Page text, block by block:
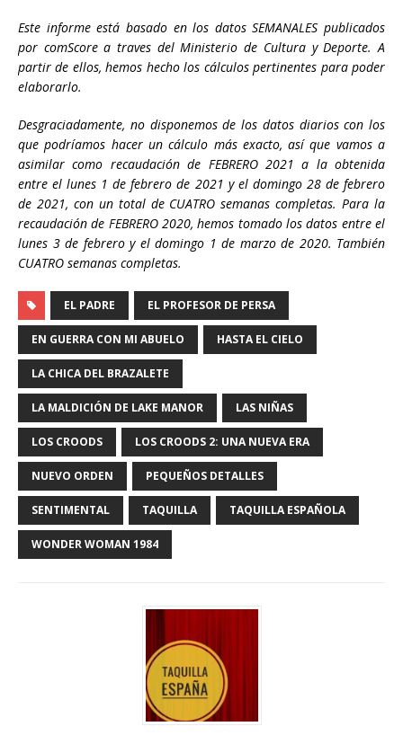
Este informe está basado en los datos SEMANALES publicados
por comScore a traves del Ministerio de Cultura y Deporte. A
partir de ellos, hemos hecho los cálculos pertinentes para poder
elaborarlo.
Desgraciadamente, no disponemos de los datos diarios con los
que podríamos hacer un cálculo más exacto, así que vamos a
asimilar como recaudación de FEBRERO 2021 a la obtenida
entre el lunes 1 de febrero de 2021 y el domingo 28 de febrero
de 2021, con un total de CUATRO semanas completas. Para la
recaudación de FEBRERO 2020, hemos tomado los datos entre el
lunes 3 de febrero y el domingo 1 de marzo de 2020. También
CUATRO semanas completas.
EL PADRE EL PROFESOR DE PERSA
EN GUERRA CON MI ABUELO HASTA EL CIELO
LA CHICA DEL BRAZALETE
LA MALDICIÓN DE LAKE MANOR LAS NIÑAS
LOS CROODS LOS CROODS 2: UNA NUEVA ERA
NUEVO ORDEN PEQUEÑOS DETALLES
SENTIMENTAL TAQUILLA TAQUILLA ESPAÑOLA
WONDER WOMAN 1984